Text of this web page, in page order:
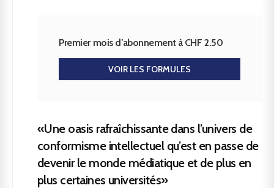
Premier mois d’abonnement à CHF 2.50
VOIR LES FORMULES
«Une oasis rafraîchissante dans l’univers de
conformisme intellectuel qu’est en passe de
devenir le monde médiatique et de plus en
plus certaines universités»